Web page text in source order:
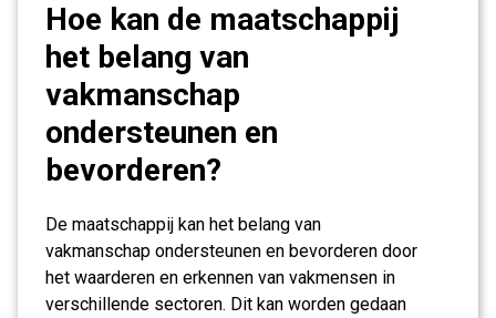
Hoe kan de maatschappij
het belang van
vakmanschap
ondersteunen en
bevorderen?
De maatschappij kan het belang van
vakmanschap ondersteunen en bevorderen door
het waarderen en erkennen van vakmensen in
verschillende sectoren. Dit kan worden gedaan